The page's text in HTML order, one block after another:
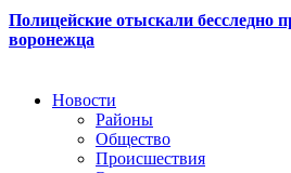
Полицейские отыскали бесследно
воронежца
Новости
Районы
Общество
Происшествия